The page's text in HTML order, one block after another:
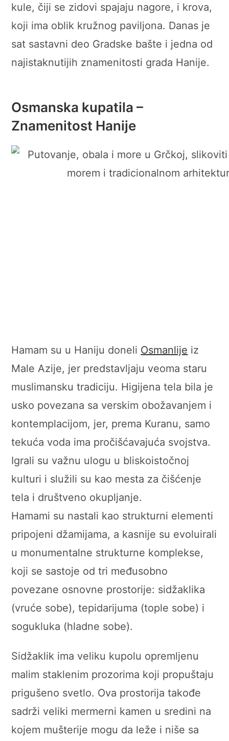
kule, čiji se zidovi spajaju nagore, i krova,
koji ima oblik kružnog paviljona. Danas je
sat sastavni deo Gradske bašte i jedna od
najistaknutijih znamenitosti grada Hanije.
Osmanska kupatila –
Znamenitost Hanije
Hamam su u Haniju doneli Osmanlije iz
Male Azije, jer predstavljaju veoma staru
muslimansku tradiciju. Higijena tela bila je
usko povezana sa verskim obožavanjem i
kontemplacijom, jer, prema Kuranu, samo
tekuća voda ima pročišćavajuća svojstva.
Igrali su važnu ulogu u bliskoistočnoj
kulturi i služili su kao mesta za čišćenje
tela i društveno okupljanje.
Hamami su nastali kao strukturni elementi
pripojeni džamijama, a kasnije su evoluirali
u monumentalne strukturne komplekse,
koji se sastoje od tri međusobno
povezane osnovne prostorije: sidžaklika
(vruće sobe), tepidarijuma (tople sobe) i
sogukluka (hladne sobe).
Sidžaklik ima veliku kupolu opremljenu
malim staklenim prozorima koji propuštaju
prigušeno svetlo. Ova prostorija takođe
sadrži veliki mermerni kamen u sredini na
kojem mušterije mogu da leže i niše sa